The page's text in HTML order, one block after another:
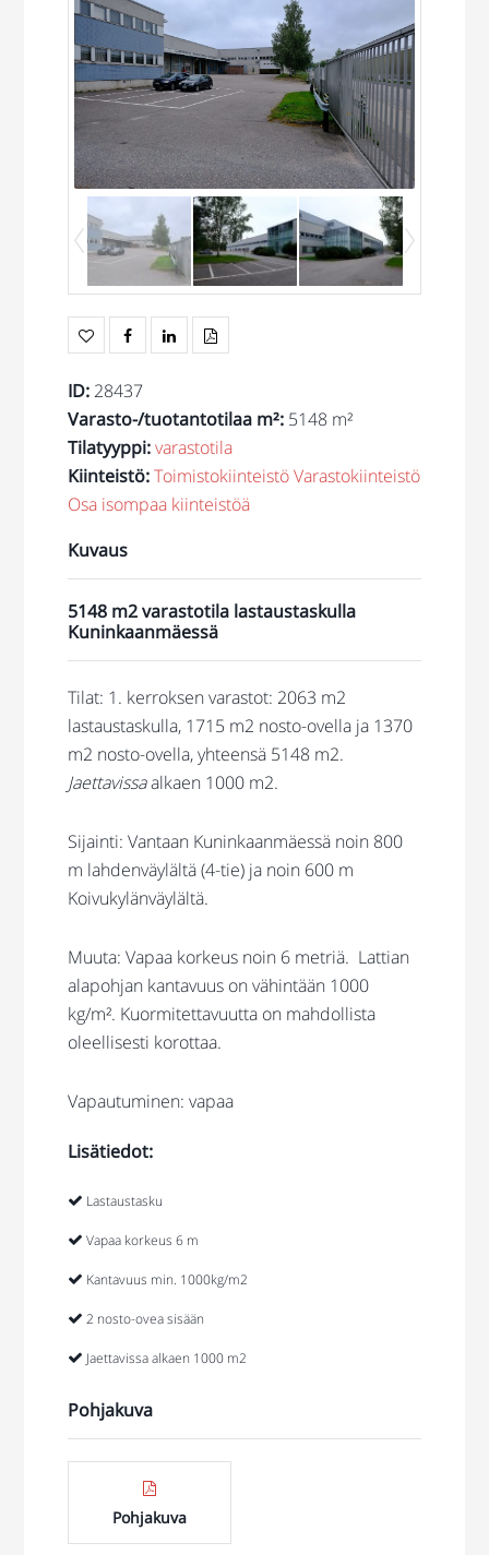
ID: 28437
Varasto-/tuotantotilaa m²: 5148 m²
Tilatyyppi:varastotila
Kiinteistö:ToimistokiinteistöVarastokiinteistö
Osa isompaa kiinteistöä
Kuvaus
5148 m2 varastotila lastaustaskulla
Kuninkaanmäessä
Tilat: 1. kerroksen varastot: 2063 m2
lastaustaskulla, 1715 m2 nosto-ovella ja 1370
m2 nosto-ovella, yhteensä 5148 m2.
Jaettavissaalkaen 1000 m2.
Sijainti: Vantaan Kuninkaanmäessä noin 800
m lahdenväylältä (4-tie) ja noin 600 m
Koivukylänväylältä.
Muuta: Vapaa korkeus noin 6 metriä. Lattian
alapohjan kantavuus on vähintään 1000
kg/m². Kuormitettavuutta on mahdollista
oleellisesti korottaa.
Vapautuminen: vapaa
Lisätiedot:
Lastaustasku
Vapaa korkeus 6 m
Kantavuus min. 1000kg/m2
2 nosto-ovea sisään
Jaettavissa alkaen 1000 m2
Pohjakuva
Pohjakuva